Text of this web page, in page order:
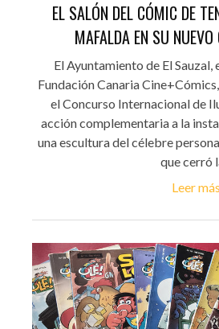
EL SALÓN DEL CÓMIC DE
MAFALDA EN SU
El Ayuntamiento de El
Fundación Canaria
el Concurso Internacional de
acción complementaria a la
una escultura del célebre
que cerró
Leer más